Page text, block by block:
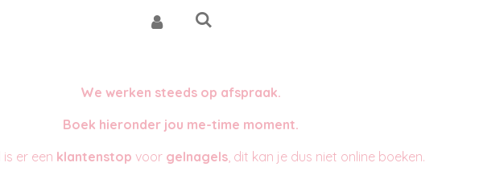
We werken steeds op afspraak.
Boek hieronder jou me-time moment.
er een klantenstop voor gelnagels, dit kan je dus niet online boeken.